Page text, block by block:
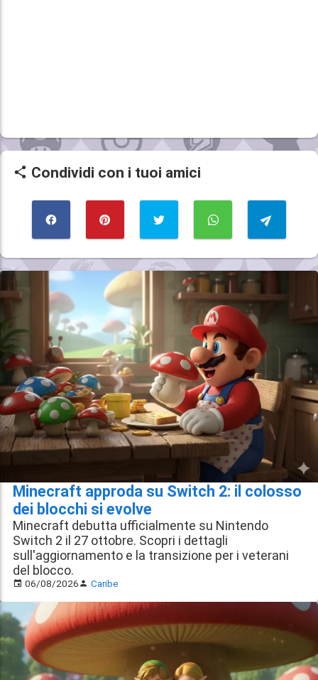
Condividi con i tuoi amici
Minecraft approda su Switch 2: il colosso
dei blocchi si evolve
Minecraft debutta ufficialmente su Nintendo
Switch 2 il 27 ottobre. Scopri i dettagli
sull'aggiornamento e la transizione per i veterani
del blocco.
06/08/2026 Caribe